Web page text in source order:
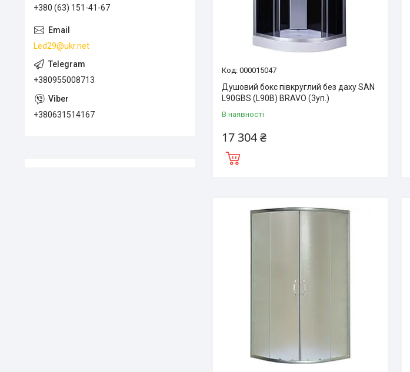
000015047
Душовий бокс півкруглий без даху SAN
L90GBS (L90B) BRAVO (3уп.)
В наявності
17 304 ₴
+380 (63) 151-41-67
Led29@ukr.net
+380955008713
+380631514167